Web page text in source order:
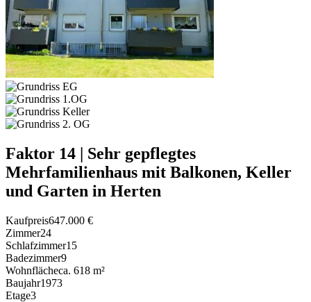
Faktor 14 | Sehr gepflegtes
Mehrfamilienhaus mit Balkonen, Keller
und Garten in Herten
Kaufpreis647.000 €
Zimmer24
Schlafzimmer15
Badezimmer9
Wohnflächeca. 618 m²
Baujahr1973
Etage3